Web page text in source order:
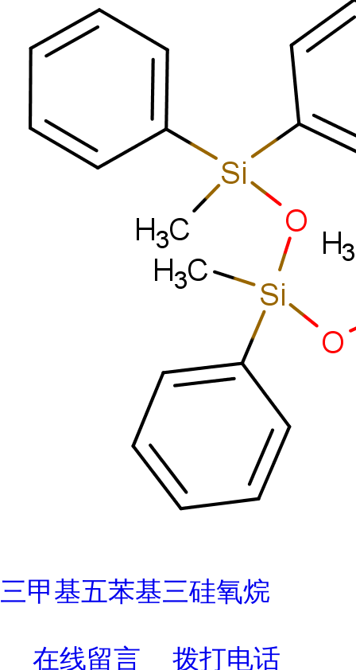
三甲基五苯基三硅氧烷
在线留言 拨打电话